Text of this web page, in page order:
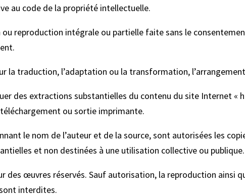
au code de la propriété intellectuelle.
reproduction intégrale ou partielle faite sans le
la traduction, l’adaptation ou la transformation,
des extractions substantielles du contenu du site Internet «
ou sortie imprimante.
le nom de l’auteur et de la source, sont autorisées les
et non destinées à une utilisation collective ou publique.
des œuvres réservés. Sauf autorisation, la reproduction
interdites.